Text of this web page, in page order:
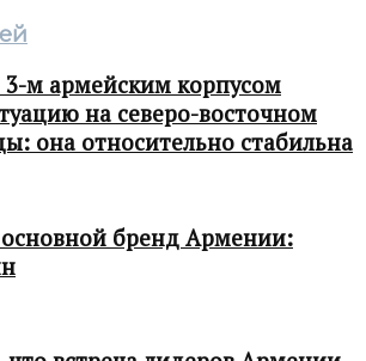
м армейским корпусом
на северо-восточном
она относительно стабильна
бренд Армении: